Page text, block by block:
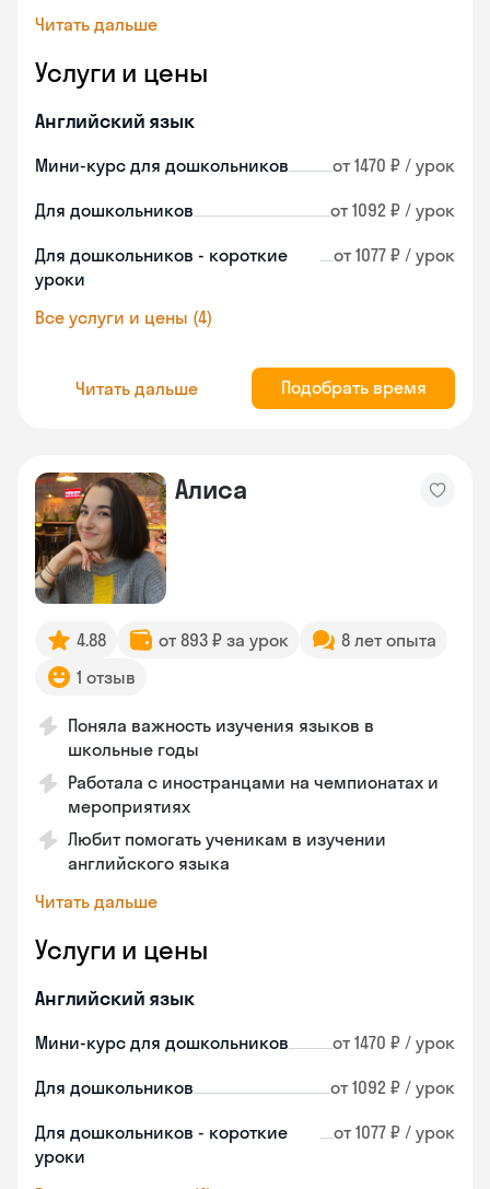
Читать дальше
Услуги и цены
Английский язык
Мини-курс для дошкольников от 1470 ₽ / урок
Для дошкольников от 1092 ₽ / урок
Для дошкольников - короткие
уроки
от 1077 ₽ / урок
Все услуги и цены (4)
Читать дальше Подобрать время
Алиса
4.88 от 893 ₽ за урок
8 лет опыта
1 отзыв
Поняла важность изучения языков в
школьные годы
Работала с иностранцами на чемпионатах и
мероприятиях
Любит помогать ученикам в изучении
английского языка
Читать дальше
Услуги и цены
Английский язык
Мини-курс для дошкольников от 1470 ₽ / урок
Для дошкольников от 1092 ₽ / урок
Для дошкольников - короткие
уроки
от 1077 ₽ / урок